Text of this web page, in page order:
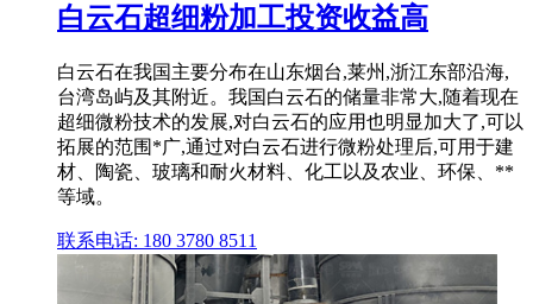
白云石超细粉加工投资收益高
白云石在我国主要分布在山东烟台,莱州,浙江东部沿海,
台湾岛屿及其附近。我国白云石的储量非常大,随着现在
超细微粉技术的发展,对白云石的应用也明显加大了,可以
拓展的范围*广,通过对白云石进行微粉处理后,可用于建
材、陶瓷、玻璃和耐火材料、化工以及农业、环保、**
等域。
联系电话: 180 3780 8511